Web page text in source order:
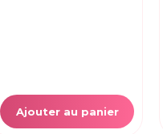
Ajouter au panier